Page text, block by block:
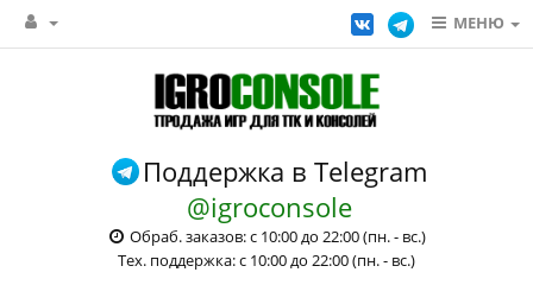
МЕНЮ
Поддержка в Telegram
@igroconsole
Обраб. заказов: с 10:00 до 22:00 (пн. - вс.)
Тех. поддержка: с 10:00 до 22:00 (пн. - вс.)